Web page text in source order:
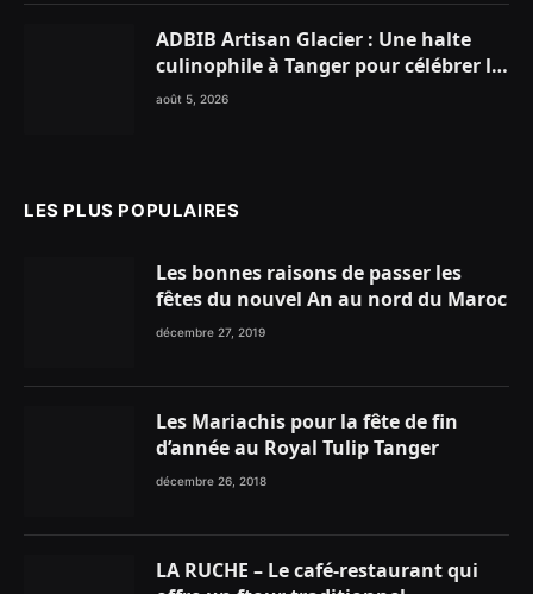
ADBIB Artisan Glacier : Une halte
culinophile à Tanger pour célébrer la
glace traditionnelle aux matières
août 5, 2026
LES PLUS POPULAIRES
Les bonnes raisons de passer les
fêtes du nouvel An au nord du Maroc
décembre 27, 2019
Les Mariachis pour la fête de fin
d’année au Royal Tulip Tanger
décembre 26, 2018
LA RUCHE – Le café-restaurant qui